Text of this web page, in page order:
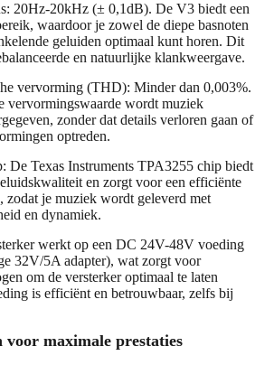
: 20Hz-20kHz (± 0,1dB). De V3 biedt een
waardoor je zowel de diepe basnoten
geluiden optimaal kunt horen. Dit
en natuurlijke klankweergave.
vervorming (THD): Minder dan 0,003%.
vervormingswaarde wordt muziek
zonder dat details verloren gaan of
optreden.
: De Texas Instruments TPA3255 chip biedt
en zorgt voor een efficiënte
zodat je muziek wordt geleverd met
en dynamiek.
werkt op een DC 24V-48V voeding
32V/5A adapter), wat zorgt voor
om de versterker optimaal te laten
is efficiënt en betrouwbaar, zelfs bij
voor maximale prestaties